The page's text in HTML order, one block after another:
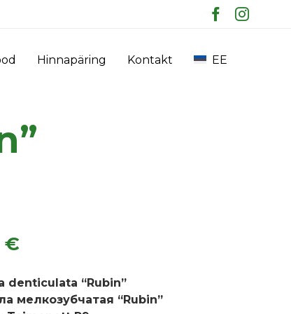
Hinnapäring Kontakt EE
€
denticulata “Rubin”
мелкозубчатая “Rubin”